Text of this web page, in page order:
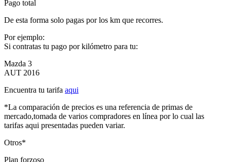
Pago total
De esta forma solo pagas por los km que recorres.
Por ejemplo:
Si contratas tu pago por kilómetro para tu:
Mazda 3
AUT 2016
Encuentra tu tarifa aqui
*La comparación de precios es una referencia de primas de
mercado,tomada de varios compradores en línea por lo cual las
tarifas aqui presentadas pueden variar.
Otros*
Plan forzoso